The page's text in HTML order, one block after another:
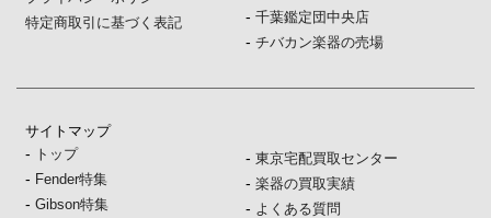
特定商取引に基づく表記
- 千葉鑑定団中央店
- チバカン楽器の売場
サイトマップ
- トップ
- Fender特集
-Gibson特集
- 東京宅配買取センター
- 楽器の買取実績
- よくある質問